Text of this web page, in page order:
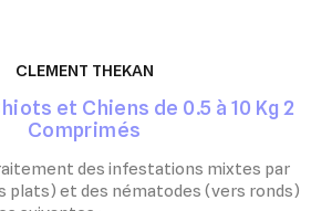
CLEMENT THEKAN
et Chiens de 0.5 à 10 Kg 2
Comprimés
des infestations mixtes par
plats) et des nématodes (vers ronds)